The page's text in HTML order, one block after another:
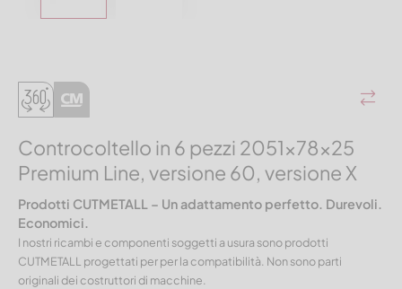
Controcoltello in 6 pezzi 2051x78x25
Premium Line, versione 60, versione X
Prodotti CUTMETALL – Un adattamento perfetto. Durevoli.
Economici.
I nostri ricambi e componenti soggetti a usura sono prodotti
CUTMETALL progettati per per la compatibilità. Non sono parti
originali dei costruttori di macchine.